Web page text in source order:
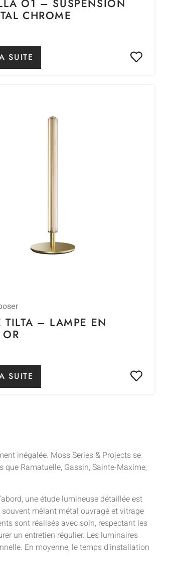
O1 – SUSPENSION
CHROME
SUITE
TILTA – LAMPE EN
OR
SUITE
inégalée. Moss Series & Projects se
Ramatuelle, Gassin, Sainte-Maxime,
une étude lumineuse détaillée est
mêlant métal ouvragé et vitrage
sont réalisés avec soin, respectant les
un entretien régulier. Les luminaires
En moyenne, le temps d’installation